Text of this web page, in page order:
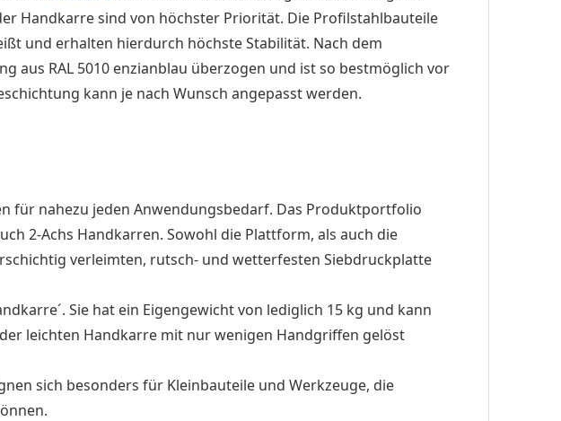
Handkarre sind von höchster Priorität. Die Profilstahlbauteile
und erhalten hierdurch höchste Stabilität. Nach dem
aus RAL 5010 enzianblau überzogen und ist so bestmöglich vor
kann je nach Wunsch angepasst werden.
für nahezu jeden Anwendungsbedarf. Das Produktportfolio
2-Achs Handkarren. Sowohl die Plattform, als auch die
verleimten, rutsch- und wetterfesten Siebdruckplatte
Sie hat ein Eigengewicht von lediglich 15 kg und kann
leichten Handkarre mit nur wenigen Handgriffen gelöst
sich besonders für Kleinbauteile und Werkzeuge, die